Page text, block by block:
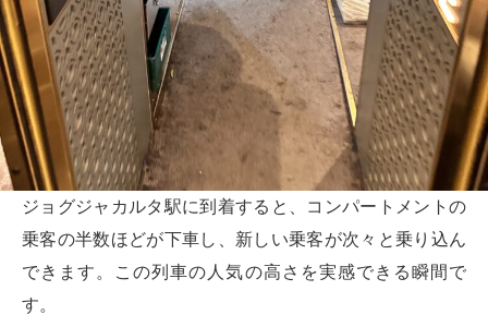
ジョグジャカルタ駅に到着すると、コンパートメントの
乗客の半数ほどが下車し、新しい乗客が次々と乗り込ん
できます。この列車の人気の高さを実感できる瞬間で
す。